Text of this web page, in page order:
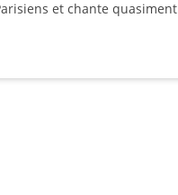
et chante quasiment